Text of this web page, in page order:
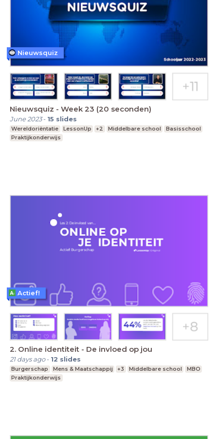
Nieuwsquiz - Week 23 (20 seconden)
June 2023- 15 slides
Wereldoriëntatie LessonUp +2 Middelbare school
Basisschool
Praktijkonderwijs
Nieuwsquiz
2. Online identiteit - De invloed op jou
21 days ago- 12 slides
Burgerschap Mens & Maatschappij +3 Middelbare school
MBO
Praktijkonderwijs
Actief!